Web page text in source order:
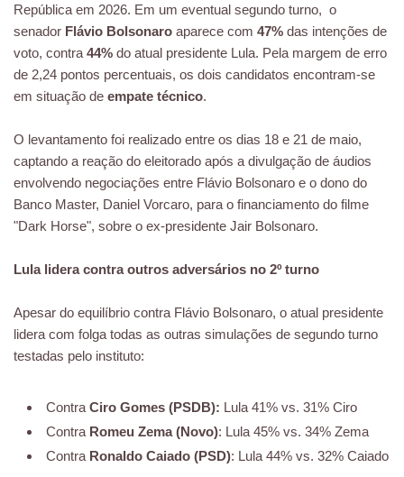
República em 2026. Em um eventual segundo turno, o
senador Flávio Bolsonaro aparece com 47% das intenções de
voto, contra 44% do atual presidente Lula. Pela margem de erro
de 2,24 pontos percentuais, os dois candidatos encontram-se
em situação de empate técnico.
O levantamento foi realizado entre os dias 18 e 21 de maio,
captando a reação do eleitorado após a divulgação de áudios
envolvendo negociações entre Flávio Bolsonaro e o dono do
Banco Master, Daniel Vorcaro, para o financiamento do filme
"Dark Horse", sobre o ex-presidente Jair Bolsonaro.
Lula lidera contra outros adversários no 2º turno
Apesar do equilíbrio contra Flávio Bolsonaro, o atual presidente
lidera com folga todas as outras simulações de segundo turno
testadas pelo instituto:
Contra Ciro Gomes (PSDB): Lula 41% vs. 31% Ciro
Contra Romeu Zema (Novo): Lula 45% vs. 34% Zema
Contra Ronaldo Caiado (PSD): Lula 44% vs. 32% Caiado